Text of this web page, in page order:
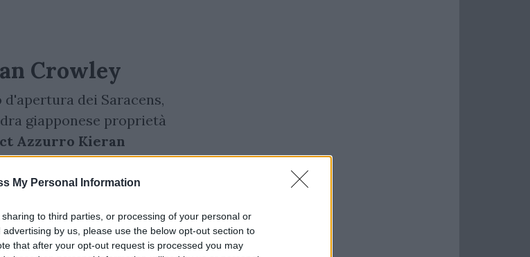
My Personal Information
to third parties, or processing of your personal or
by us, please use the below opt-out section to
that after your opt-out request is processed you may
Crowley
d'apertura dei Saracens,
giapponese proprietà
Azzurro Kieran
per avere il